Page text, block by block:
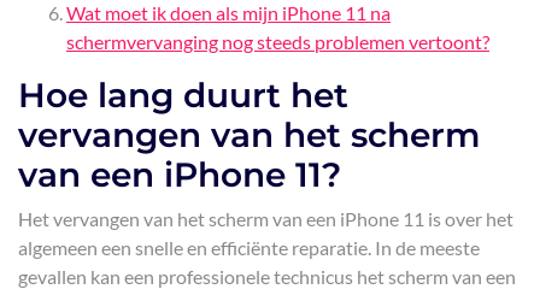
Wat moet ik doen als mijn iPhone 11 na
schermvervanging nog steeds problemen vertoont?
Hoe lang duurt het
vervangen van het scherm
van een iPhone 11?
Het vervangen van het scherm van een iPhone 11 is over het
algemeen een snelle en efficiënte reparatie. In de meeste
gevallen kan een professionele technicus het scherm van een